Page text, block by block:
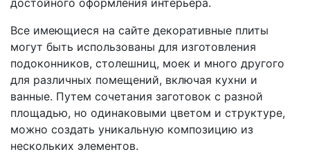
достойного оформления интерьера.
Все имеющиеся на сайте декоративные плиты
могут быть использованы для изготовления
подоконников, столешниц, моек и много другого
для различных помещений, включая кухни и
ванные. Путем сочетания заготовок с разной
площадью, но одинаковыми цветом и структуре,
можно создать уникальную композицию из
нескольких элементов.